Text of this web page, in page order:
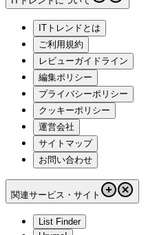
ITトレンドとは
ご利用規約
レビューガイドライン
編集ポリシー
プライバシーポリシー
クッキーポリシー
運営会社
サイトマップ
お問い合わせ
関連サービス・サイト
List Finder